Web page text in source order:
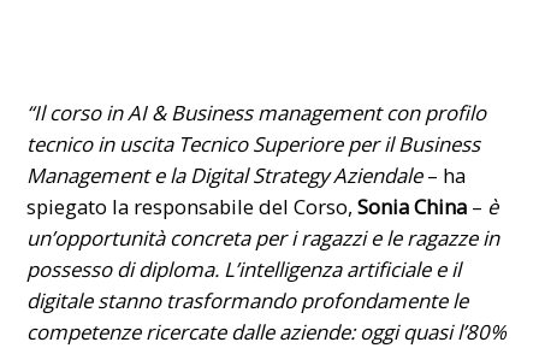
“Il corso in AI & Business management con profilo
tecnico in uscita Tecnico Superiore per il Business
Management e la Digital Strategy Aziendale– ha
spiegato la responsabile del Corso,Sonia China – è
un’opportunità concreta per i ragazzi e le ragazze in
possesso di diploma. L’intelligenza artificiale e il
digitale stanno trasformando profondamente le
competenze ricercate dalle aziende: oggi quasi l’80%